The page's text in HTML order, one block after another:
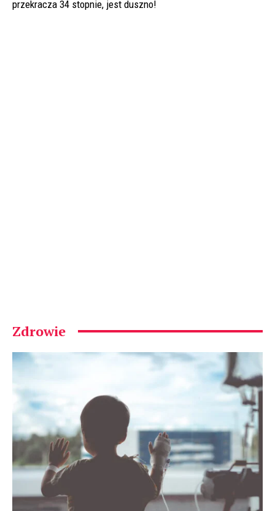
przekracza 34 stopnie, jest duszno!
Zdrowie